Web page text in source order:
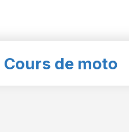
Cours de moto